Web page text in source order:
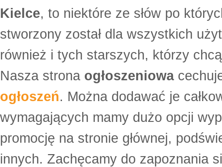
Kielce, to niektóre ze słów po
stworzony został dla wszystkich
również i tych starszych, którzy
Nasza strona ogłoszeniowa
ogłoszeń. Można dodawać je
wymagających mamy dużo opcji
promocję na stronie głównej,
innych. Zachęcamy do zapoznania